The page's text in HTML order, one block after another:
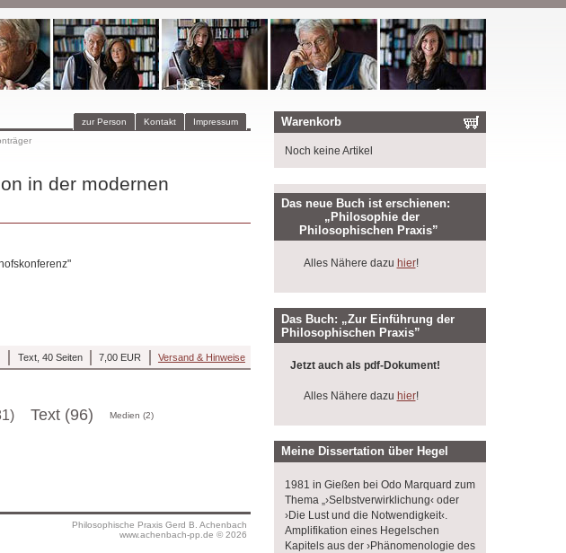
Impressum
Kontakt
zur Person
in der modernen
Versand & Hinweise
7,00 EUR
Text, 40 Seiten
Text (96) Medien (2)
Philosophische Praxis Gerd B. Achenbach
www.achenbach-pp.de © 2026
Warenkorb
Noch keine Artikel
Das neue Buch ist erschienen:
„Philosophie der
Philosophischen Praxis”
Alles Nähere dazu hier!
Das Buch: „Zur Einführung der
Philosophischen Praxis”
Jetzt auch als pdf-Dokument!
Alles Nähere dazu hier!
Meine Dissertation über Hegel
1981 in Gießen bei Odo Marquard zum
Thema „›Selbstverwirklichung‹ oder
›Die Lust und die Notwendigkeit‹.
Amplifikation eines Hegelschen
Kapitels aus der ›Phänomenologie des